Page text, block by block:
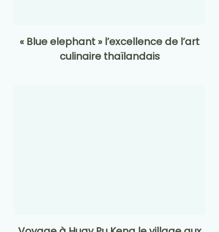
« Blue elephant » l’excellence de l’art
culinaire thaïlandais